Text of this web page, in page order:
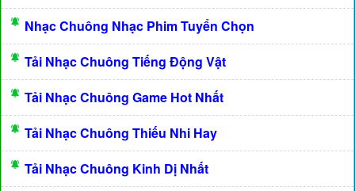
Nhạc Chuông Nhạc Phim Tuyển Chọn
Tải Nhạc Chuông Tiếng Động Vật
Tải Nhạc Chuông Game Hot Nhất
Tải Nhạc Chuông Thiếu Nhi Hay
Tải Nhạc Chuông Kinh Dị Nhất